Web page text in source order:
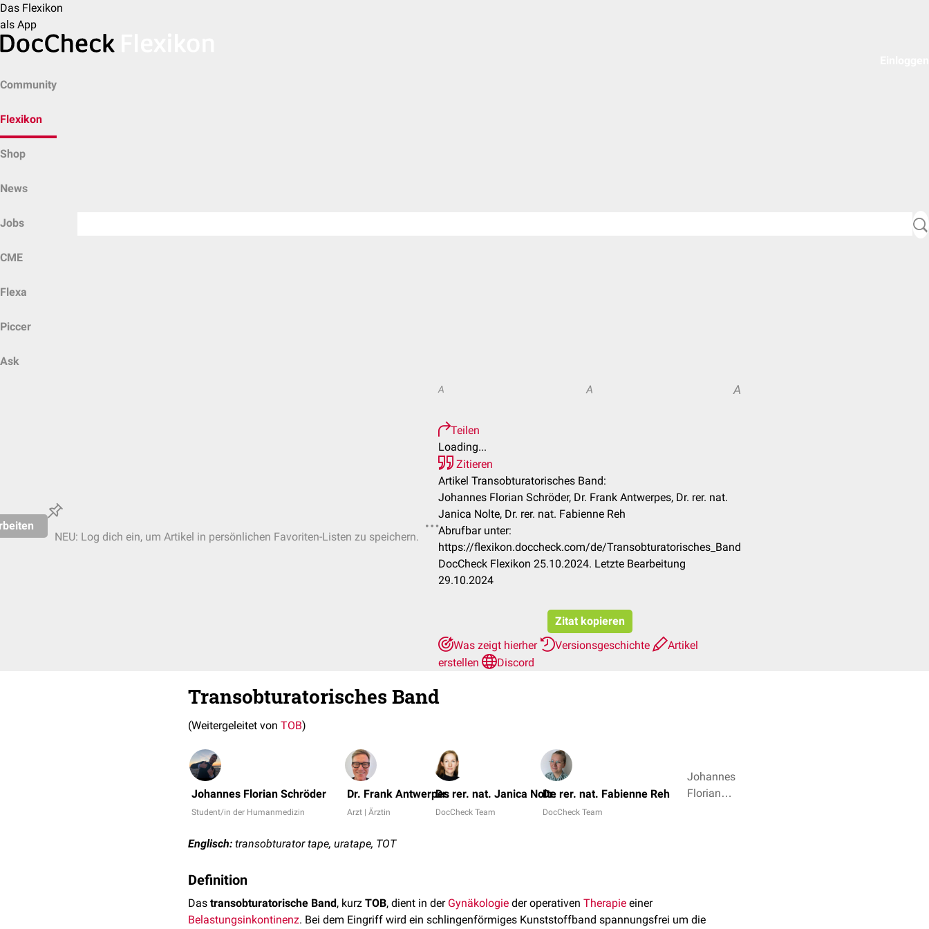
Das Flexikon
als App
Community
Flexikon
Shop
News
Jobs
CME
Flexa
Piccer
Ask
NEU: Log dich ein, um Artikel in persönlichen Favoriten-Listen zu speichern.
A A A
Teilen
Loading...
Zitieren
Artikel Transobturatorisches Band:
Johannes Florian Schröder, Dr. Frank Antwerpes, Dr. rer. nat.
Janica Nolte, Dr. rer. nat. Fabienne Reh
Abrufbar unter:
https://flexikon.doccheck.com/de/Transobturatorisches_Band
DocCheck Flexikon 25.10.2024. Letzte Bearbeitung
29.10.2024
Zitat kopieren
Was zeigt hierher
Versionsgeschichte
Artikel
erstellen
Discord
Transobturatorisches Band
(Weitergeleitet von TOB)
Johannes Florian Schröder
Student/in der Humanmedizin
Dr. Frank Antwerpes
Arzt | Ärztin
Dr. rer. nat. Janica Nolte
DocCheck Team
Dr. rer. nat. Fabienne Reh
DocCheck Team
Johannes
Florian
Englisch: transobturator tape, uratape, TOT
Definition
Das transobturatorische Band, kurz TOB, dient in der Gynäkologie der operativen Therapie einer
Belastungsinkontinenz. Bei dem Eingriff wird ein schlingenförmiges Kunststoffband spannungsfrei um die